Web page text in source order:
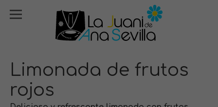
Limonada de frutos
rojos